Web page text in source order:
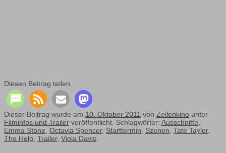
Diesen Beitrag teilen
Dieser Beitrag wurde am 10. Oktober 2011 von Zeilenkino unter
Filminfos und Trailer veröffentlicht. Schlagwörter: Ausschnitte,
Emma Stone, Octavia Spencer, Starttermin, Szenen, Tate Taylor,
The Help, Trailer, Viola Davis.